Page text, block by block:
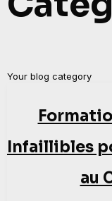
Your blog category
Infaillibles
au